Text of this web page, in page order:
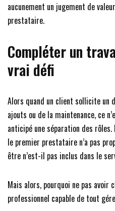
aucunement un jugement de
prestataire.
Compléter un
vrai défi
Alors quand un client sollicite un
ajouts ou de la maintenance, ce
anticipé une séparation des
le premier prestataire n’a pas
être n’est-il pas inclus dans le
Mais alors, pourquoi ne pas avoir
professionnel capable de tout